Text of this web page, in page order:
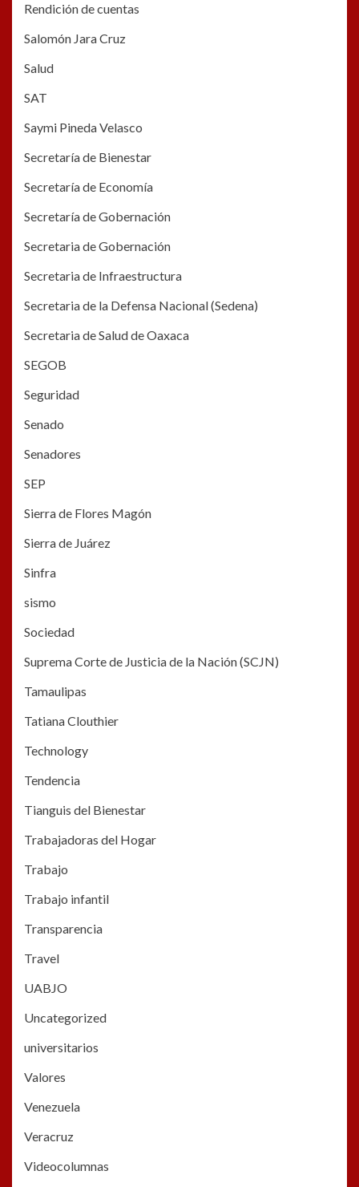
Rendición de cuentas
Salomón Jara Cruz
Salud
SAT
Saymi Pineda Velasco
Secretaría de Bienestar
Secretaría de Economía
Secretaría de Gobernación
Secretaria de Gobernación
Secretaria de Infraestructura
Secretaria de la Defensa Nacional (Sedena)
Secretaria de Salud de Oaxaca
SEGOB
Seguridad
Senado
Senadores
SEP
Sierra de Flores Magón
Sierra de Juárez
Sinfra
sismo
Sociedad
Suprema Corte de Justicia de la Nación (SCJN)
Tamaulipas
Tatiana Clouthier
Technology
Tendencia
Tianguis del Bienestar
Trabajadoras del Hogar
Trabajo
Trabajo infantil
Transparencia
Travel
UABJO
Uncategorized
universitarios
Valores
Venezuela
Veracruz
Videocolumnas